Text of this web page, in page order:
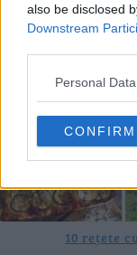
also be disclosed
Downstream
Personal
CONFIRM
10 rețete